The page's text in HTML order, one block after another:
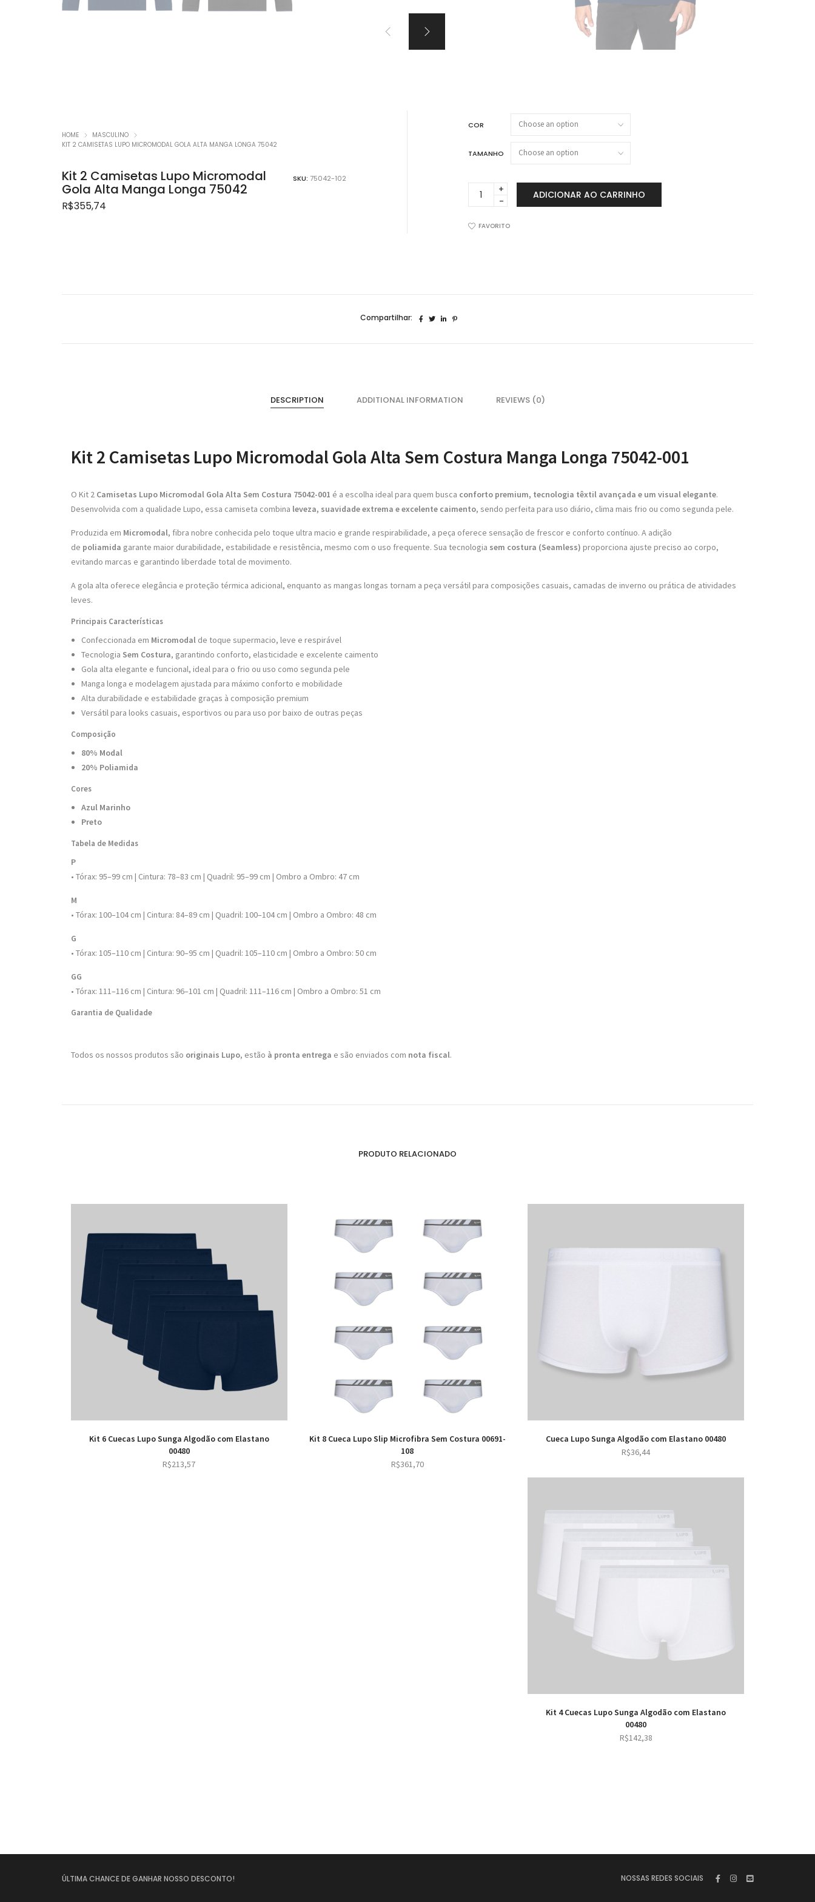
VER TODOS PRODUTOS
HOME
MASCULINO
KIT 2 CAMISETAS LUPO MICROMODAL GOLA ALTA MANGA LONGA 75042
Kit 2 Camisetas Lupo Micromodal
Gola Alta Manga Longa 75042
R$355,74
SKU: 75042-102
COR
TAMANHO
Lupo
ADICIONAR AO CARRINHO
FAVORITO
Compartilhar:
DESCRIPTION ADDITIONAL INFORMATION REVIEWS (0)
Kit 2 Camisetas Lupo Micromodal Gola Alta Sem Costura Manga Longa 75042-001
O Kit 2 Camisetas Lupo Micromodal Gola Alta Sem Costura 75042-001 é a escolha ideal para quem busca conforto premium, tecnologia têxtil avançada e um visual elegante.
Desenvolvida com a qualidade Lupo, essa camiseta combina leveza, suavidade extrema e excelente caimento, sendo perfeita para uso diário, clima mais frio ou como segunda pele.
Produzida em Micromodal, fibra nobre conhecida pelo toque ultra macio e grande respirabilidade, a peça oferece sensação de frescor e conforto contínuo. A adição
de poliamida garante maior durabilidade, estabilidade e resistência, mesmo com o uso frequente. Sua tecnologia sem costura (Seamless) proporciona ajuste preciso ao corpo,
evitando marcas e garantindo liberdade total de movimento.
A gola alta oferece elegância e proteção térmica adicional, enquanto as mangas longas tornam a peça versátil para composições casuais, camadas de inverno ou prática de atividades
leves.
Principais Características
Confeccionada em Micromodal de toque supermacio, leve e respirável
Tecnologia Sem Costura, garantindo conforto, elasticidade e excelente caimento
Gola alta elegante e funcional, ideal para o frio ou uso como segunda pele
Manga longa e modelagem ajustada para máximo conforto e mobilidade
Alta durabilidade e estabilidade graças à composição premium
Versátil para looks casuais, esportivos ou para uso por baixo de outras peças
Composição
80% Modal
20% Poliamida
Cores
Azul Marinho
Preto
Tabela de Medidas
P
• Tórax: 95–99 cm | Cintura: 78–83 cm | Quadril: 95–99 cm | Ombro a Ombro: 47 cm
M
• Tórax: 100–104 cm | Cintura: 84–89 cm | Quadril: 100–104 cm | Ombro a Ombro: 48 cm
G
• Tórax: 105–110 cm | Cintura: 90–95 cm | Quadril: 105–110 cm | Ombro a Ombro: 50 cm
GG
• Tórax: 111–116 cm | Cintura: 96–101 cm | Quadril: 111–116 cm | Ombro a Ombro: 51 cm
Garantia de Qualidade
Todos os nossos produtos são originais Lupo, estão à pronta entrega e são enviados com nota fiscal.
PRODUTO RELACIONADO
Kit 6 Cuecas Lupo Sunga Algodão com Elastano
00480
R$213,57
Kit 8 Cueca Lupo Slip Microfibra Sem Costura 00691-
108
R$361,70
Cueca Lupo Sunga Algodão com Elastano 00480
R$36,44
Kit 4 Cuecas Lupo Sunga Algodão com Elastano
00480
R$142,38
ÚLTIMA CHANCE DE GANHAR NOSSO DESCONTO! NOSSAS REDES SOCIAIS